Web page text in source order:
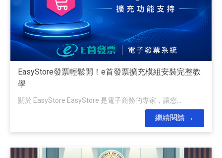
EasyStore發票輕鬆開！e首發票擴充模組安裝完整教
學
關於 EasyStore EasyStore 是電子商務的專家，讓您...
繼續閱讀